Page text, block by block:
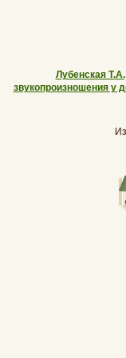
Лубенская
звукопроизношения у